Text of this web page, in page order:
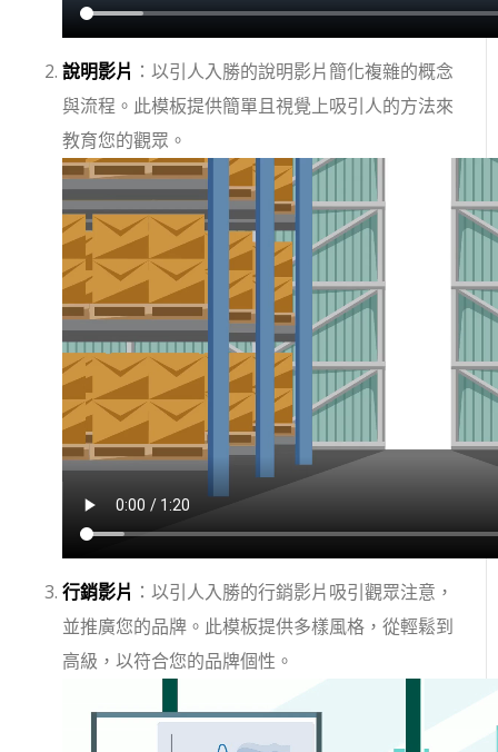
說明影片 ：以引人入勝的說明影片簡化複雜的概念
與流程。此模板提供簡單且視覺上吸引人的方法來
教育您的觀眾。
行銷影片 ：以引人入勝的行銷影片吸引觀眾注意，
並推廣您的品牌。此模板提供多樣風格，從輕鬆到
高級，以符合您的品牌個性。